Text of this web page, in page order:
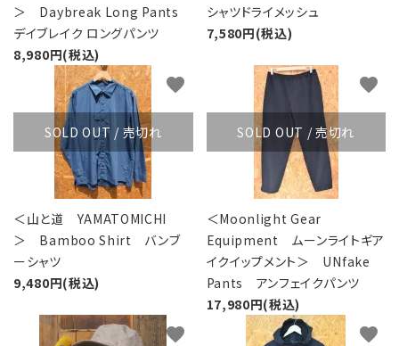
店舗情報
POLICY
INFORMATION
ACCOUNT MENU
ようこそ ゲスト 様
meeting_room ログイン person 新規会員登録
＞ Daybreak Long Pants
デイブレイク ロングパンツ
8,980円(税込)
シャツドライメッシュ
7,580円(税込)
SOLD OUT / 売切れ
＜山と道 YAMATOMICHI
＞ Bamboo Shirt バンブ
ーシャツ
9,480円(税込)
favorite
SOLD OUT / 売切れ
＜Moonlight Gear
Equipment ムーンライトギア
イクイップメント＞ UNfake
Pants アンフェイクパンツ
17,980円(税込)
favorite
favorite favorite